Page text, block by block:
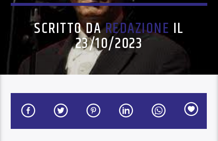
SCRITTO DAREDAZIONE IL
23/10/2023